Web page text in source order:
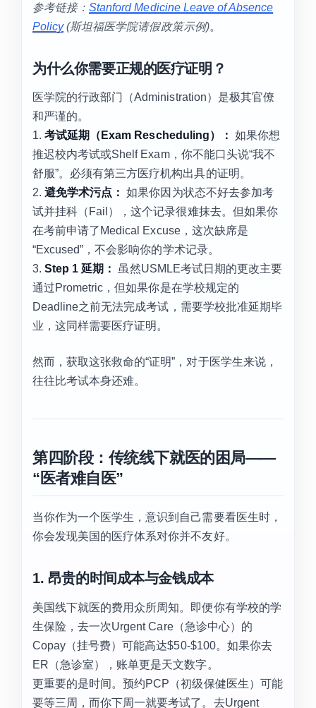
参考链接：Stanford Medicine Leave of Absence
Policy(斯坦福医学院请假政策示例)。
为什么你需要正规的医疗证明？
医学院的行政部门（Administration）是极其官僚
和严谨的。
1.考试延期（Exam Rescheduling）： 如果你想
推迟校内考试或Shelf Exam，你不能口头说“我不
舒服”。必须有第三方医疗机构出具的证明。
2.避免学术污点： 如果你因为状态不好去参加考
试并挂科（Fail），这个记录很难抹去。但如果你
在考前申请了Medical Excuse，这次缺席是
“Excused”，不会影响你的学术记录。
3.Step 1 延期： 虽然USMLE考试日期的更改主要
通过Prometric，但如果你是在学校规定的
Deadline之前无法完成考试，需要学校批准延期毕
业，这同样需要医疗证明。
然而，获取这张救命的“证明”，对于医学生来说，
往往比考试本身还难。
第四阶段：传统线下就医的困局——
“医者难自医”
当你作为一个医学生，意识到自己需要看医生时，
你会发现美国的医疗体系对你并不友好。
1. 昂贵的时间成本与金钱成本
美国线下就医的费用众所周知。即便你有学校的学
生保险，去一次Urgent Care（急诊中心）的
Copay（挂号费）可能高达$50-$100。如果你去
ER（急诊室），账单更是天文数字。
更重要的是时间。预约PCP（初级保健医生）可能
要等三周，而你下周一就要考试了。去Urgent